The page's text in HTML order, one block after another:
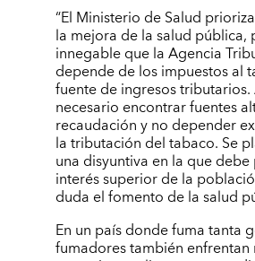
“El Ministerio de Salud
la mejora de la salud pública,
innegable que la Agencia
depende de los impuestos al
fuente de ingresos tributarios.
necesario encontrar fuentes
recaudación y no depender
la tributación del tabaco. Se
una disyuntiva en la que
interés superior de la
duda el fomento de la salud
En un país donde fuma tanta
fumadores también enfrentan